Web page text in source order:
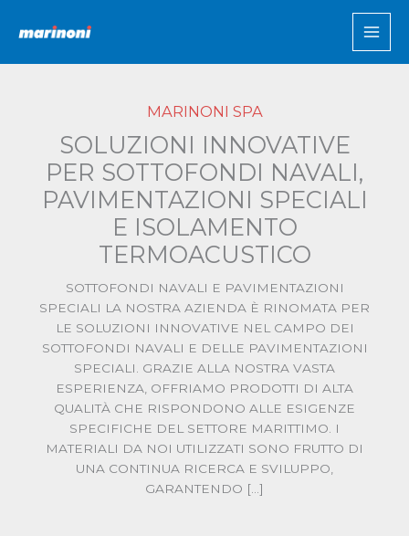
MARINONI SPA
SOLUZIONI INNOVATIVE
PER SOTTOFONDI NAVALI,
PAVIMENTAZIONI SPECIALI
E ISOLAMENTO
TERMOACUSTICO
SOTTOFONDI NAVALI E PAVIMENTAZIONI
SPECIALI LA NOSTRA AZIENDA È RINOMATA PER
LE SOLUZIONI INNOVATIVE NEL CAMPO DEI
SOTTOFONDI NAVALI E DELLE PAVIMENTAZIONI
SPECIALI. GRAZIE ALLA NOSTRA VASTA
ESPERIENZA, OFFRIAMO PRODOTTI DI ALTA
QUALITÀ CHE RISPONDONO ALLE ESIGENZE
SPECIFICHE DEL SETTORE MARITTIMO. I
MATERIALI DA NOI UTILIZZATI SONO FRUTTO DI
UNA CONTINUA RICERCA E SVILUPPO,
GARANTENDO […]